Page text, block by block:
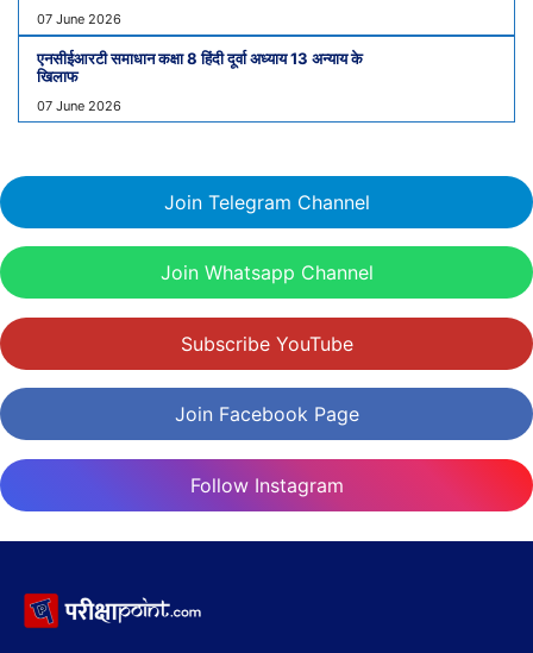
07 June 2026
एनसीईआरटी समाधान कक्षा 8 हिंदी दूर्वा अध्याय 13 अन्याय के
खिलाफ
07 June 2026
Join Telegram Channel
Join Whatsapp Channel
Subscribe YouTube
Join Facebook Page
Follow Instagram